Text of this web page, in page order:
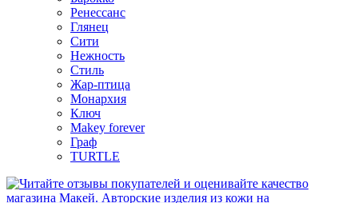
Ренессанс
Глянец
Сити
Нежность
Стиль
Жар-птица
Монархия
Ключ
Makey forever
Граф
TURTLE